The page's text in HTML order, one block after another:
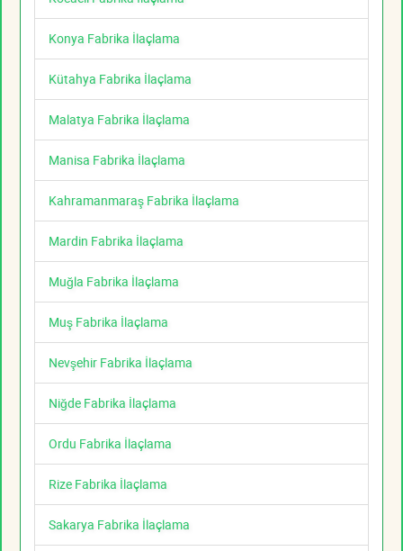
Konya Fabrika İlaçlama
Kütahya Fabrika İlaçlama
Malatya Fabrika İlaçlama
Manisa Fabrika İlaçlama
Kahramanmaraş Fabrika İlaçlama
Mardin Fabrika İlaçlama
Muğla Fabrika İlaçlama
Muş Fabrika İlaçlama
Nevşehir Fabrika İlaçlama
Niğde Fabrika İlaçlama
Ordu Fabrika İlaçlama
Rize Fabrika İlaçlama
Sakarya Fabrika İlaçlama